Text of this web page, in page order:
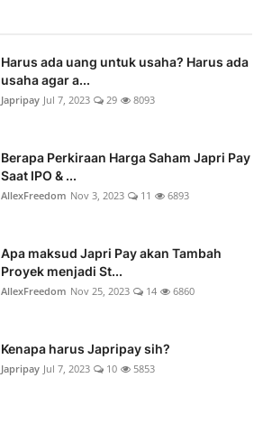
Harus ada uang untuk usaha? Harus ada
usaha agar a...
Japripay Jul 7, 2023 29 8093
Berapa Perkiraan Harga Saham Japri Pay
Saat IPO & ...
AllexFreedom Nov 3, 2023 11 6893
Apa maksud Japri Pay akan Tambah
Proyek menjadi St...
AllexFreedom Nov 25, 2023 14 6860
Kenapa harus Japripay sih?
Japripay Jul 7, 2023 10 5853